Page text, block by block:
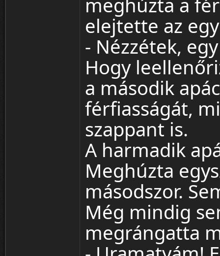
elejtette az
- Nézzétek,
Hogy
a második
férfiasságát,
szappant is.
A harmadik
Meghúzta
másodszor.
Még mindig
megrángatta